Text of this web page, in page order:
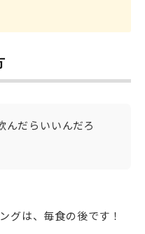
んだらいいんだろ
グは、毎食の後です！